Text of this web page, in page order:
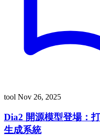
tool Nov 26, 2025
Dia2 開源模型登場：
生成系統